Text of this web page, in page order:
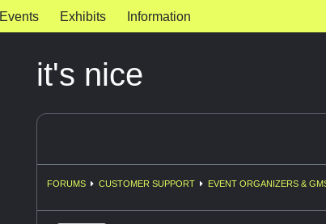
Events Exhibits Information
it's nice
FORUMS CUSTOMER SUPPORT EVENT ORGANIZERS &